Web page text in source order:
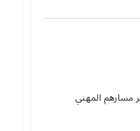
مسارهم المهني